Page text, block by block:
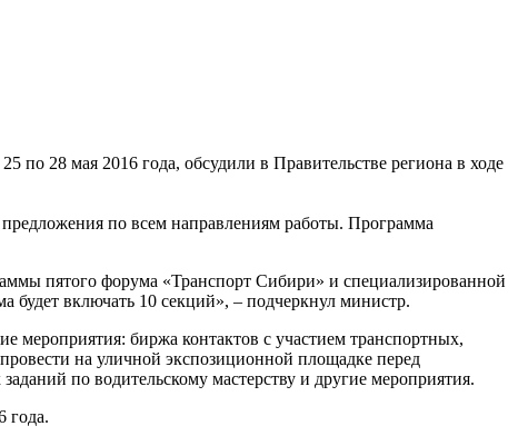
28 мая 2016 года, обсудили в Правительстве региона в ходе
по всем направлениям работы. Программа
пятого форума «Транспорт Сибири» и специализированной
включать 10 секций», – подчеркнул министр.
биржа контактов с участием транспортных,
на уличной экспозиционной площадке перед
по водительскому мастерству и другие мероприятия.
года.